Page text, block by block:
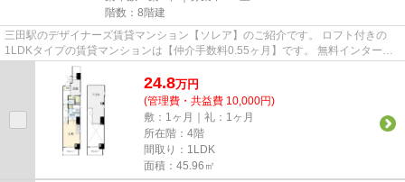
階数：8階建
三田駅のデザイナーズ賃貸マンション【ソレア】のご紹介です。 ロフト付きの
1LDKタイプの賃貸マンションは【仲介手数料0.55ヶ月】です。 無料インターネ
ット付きで毎月の通信費用を抑...
24.8万円
(管理費・共益費 10,000円)
敷：1ヶ月｜礼：1ヶ月
所在階：4階
間取り：1LDK
面積：45.96㎡